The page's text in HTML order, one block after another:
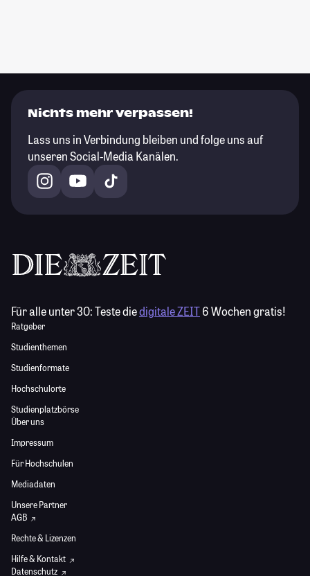
Nichts mehr verpassen!
Lass uns in Verbindung bleiben und folge uns auf
unseren Social-Media Kanälen.
Für alle unter 30:Teste diedigitale ZEIT6 Wochen gratis!
Ratgeber
Studienthemen
Studienformate
Hochschulorte
Studienplatzbörse
Über uns
Impressum
Für Hochschulen
Mediadaten
Unsere Partner
AGB
Rechte & Lizenzen
Hilfe & Kontakt
Datenschutz